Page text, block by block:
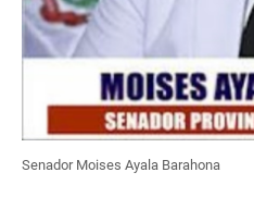
Senador Moises Ayala Barahona